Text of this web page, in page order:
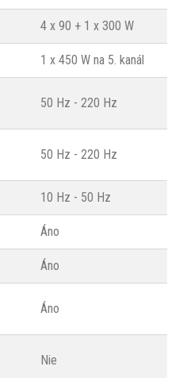
4 x 90 + 1 x 300 W
1 x 450 W na 5. kanál
50 Hz - 220 Hz
50 Hz - 220 Hz
10 Hz - 50 Hz
Áno
Áno
Áno
Nie